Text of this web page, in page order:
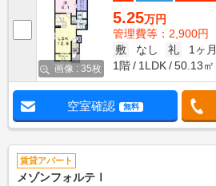
画像 : 35枚
5.25万円
管理費等：2,900円
敷
なし 礼
1ヶ月
1階
1LDK 50.13㎡
空室確認 無料
賃貸アパート
メゾンフォルテⅠ